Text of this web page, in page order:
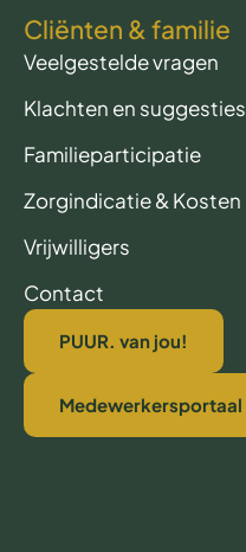
Cliënten & familie
Veelgestelde vragen
Klachten en suggesties
Familieparticipatie
Zorgindicatie & Kosten
Vrijwilligers
Contact
PUUR. van jou!
Medewerkersportaal